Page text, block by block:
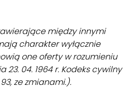
między innymi
charakter wyłącznie
one oferty w rozumieniu
23. 04. 1964 r. Kodeks cywilny
93, ze zmianami.).